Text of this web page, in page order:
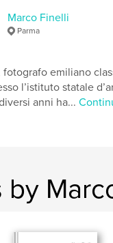
, cerchio , vita ,
Marco Finelli
Parma
emiliano
l’istituto statale
anni ha...
by